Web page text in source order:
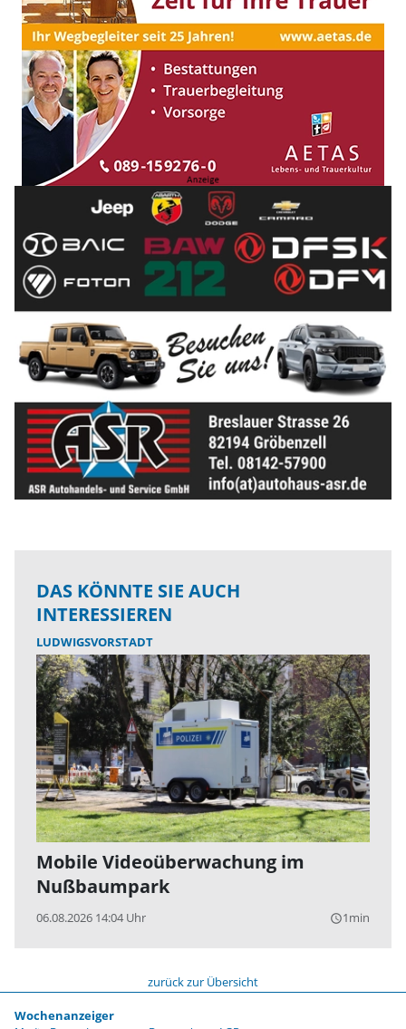
DAS KÖNNTE SIE AUCH
INTERESSIEREN
LUDWIGSVORSTADT
Mobile Videoüberwachung im
Nußbaumpark
06.08.2026 14:04 Uhr query_builder1min
zurück zur Übersicht
Wochenanzeiger